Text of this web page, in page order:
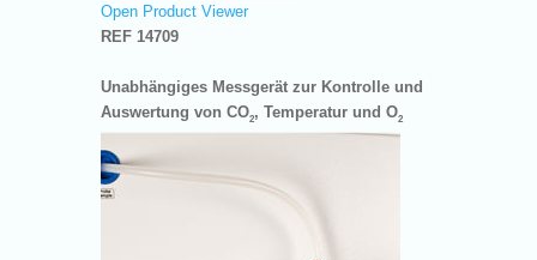
Open Product Viewer
REF 14709
Unabhängiges Messgerät zur Kontrolle und
Auswertung von CO2, Temperatur und O2